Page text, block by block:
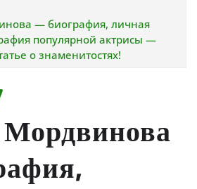
— биография, личная
популярной актрисы —
о знаменитостях!